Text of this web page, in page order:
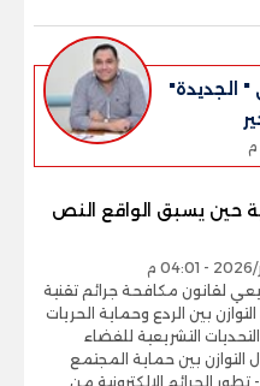
الجديدة"
حين يسبق الواقع النص
لقانون مكافحة جرائم تقنية
بين الردع وحماية الحريات
التشريعية للفضاء
بين حماية المجتمع
الجرائم الإلكترونية من